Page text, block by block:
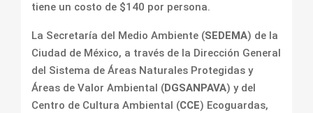
tiene un costo de $140 por persona.
La Secretaría del Medio Ambiente (SEDEMA) de la
Ciudad de México, a través de la Dirección General
del Sistema de Áreas Naturales Protegidas y
Áreas de Valor Ambiental (DGSANPAVA) y del
Centro de Cultura Ambiental (CCE) Ecoguardas,